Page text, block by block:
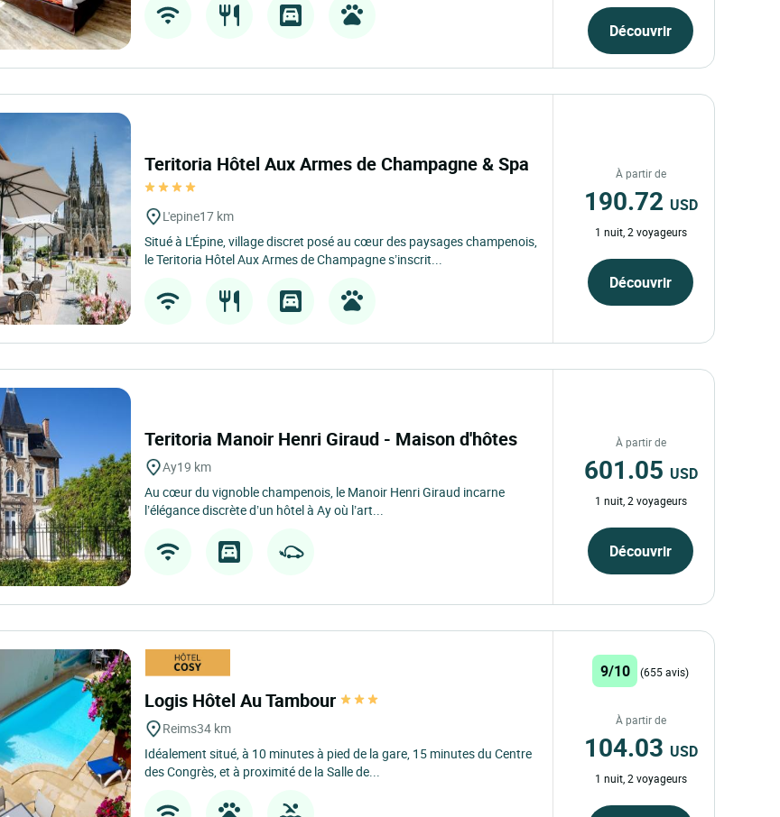
Découvrir
Teritoria Hôtel Aux Armes de Champagne & Spa
L'epine17 km
Situé à L'Épine, village discret posé au cœur des paysages champenois,
le Teritoria Hôtel Aux Armes de Champagne s’inscrit...
À partir de
190.72 USD
1 nuit, 2 voyageurs
Découvrir
Teritoria Manoir Henri Giraud - Maison d'hôtes
Ay19 km
Au cœur du vignoble champenois, le Manoir Henri Giraud incarne
l’élégance discrète d’un hôtel à Ay où l’art...
À partir de
601.05 USD
1 nuit, 2 voyageurs
Découvrir
Logis Hôtel Au Tambour
Reims34 km
Idéalement situé, à 10 minutes à pied de la gare, 15 minutes du Centre
des Congrès, et à proximité de la Salle de...
9/10 (655 avis)
À partir de
104.03 USD
1 nuit, 2 voyageurs